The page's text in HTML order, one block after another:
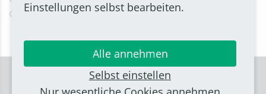
online.de.
Einstellungen selbst bearbeiten.
Alle annehmen
Selbst einstellen